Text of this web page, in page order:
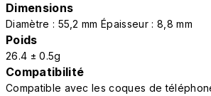
Dimensions
Diamètre : 55,2 mm Épaisseur : 8,8 mm
Poids
26.4 ± 0.5g
Compatibilité
Compatible avec les coques de